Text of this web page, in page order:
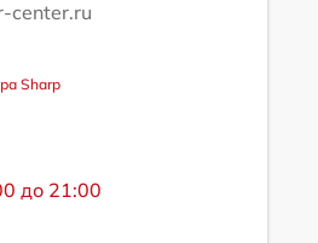
center.ru
Sharp
до 21:00